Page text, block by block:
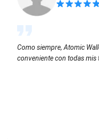
Como siempre, Atomic
conveniente con todas mis